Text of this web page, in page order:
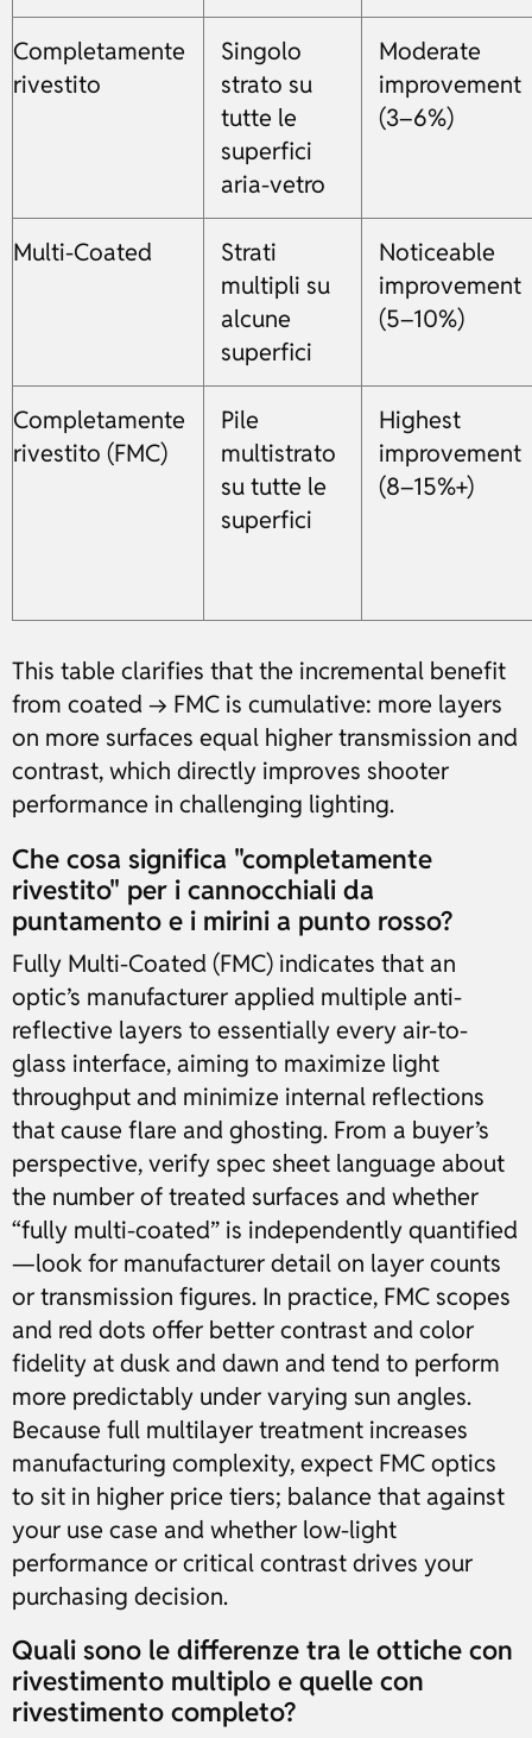
Completamente
rivestito
Singolo
strato su
tutte le
superfici
aria-vetro
Moderate
improvement
(3–6%)
Multi-Coated
Strati
multipli su
alcune
superfici
Noticeable
improvement
(5–10%)
Completamente
rivestito (FMC)
Pile
multistrato
su tutte le
superfici
Highest
improvement
(8–15%+)
This table clarifies that the incremental benefit
from coated → FMC is cumulative: more layers
on more surfaces equal higher transmission and
contrast, which directly improves shooter
performance in challenging lighting.
Che cosa significa "completamente
rivestito" per i cannocchiali da
puntamento e i mirini a punto rosso?
Fully Multi-Coated (FMC) indicates that an
optic’s manufacturer applied multiple anti-
reflective layers to essentially every air-to-
glass interface, aiming to maximize light
throughput and minimize internal reflections
that cause flare and ghosting. From a buyer’s
perspective, verify spec sheet language about
the number of treated surfaces and whether
“fully multi-coated” is independently quantified
—look for manufacturer detail on layer counts
or transmission figures. In practice, FMC scopes
and red dots offer better contrast and color
fidelity at dusk and dawn and tend to perform
more predictably under varying sun angles.
Because full multilayer treatment increases
manufacturing complexity, expect FMC optics
to sit in higher price tiers; balance that against
your use case and whether low-light
performance or critical contrast drives your
purchasing decision.
Quali sono le differenze tra le ottiche con
rivestimento multiplo e quelle con
rivestimento completo?